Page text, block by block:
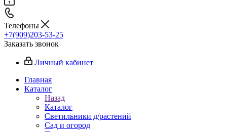
Телефоны
+7(909)203-53-25
Заказать звонок
Личный кабинет
Главная
Каталог
Назад
Каталог
Светильники д/растений
Сад и огород